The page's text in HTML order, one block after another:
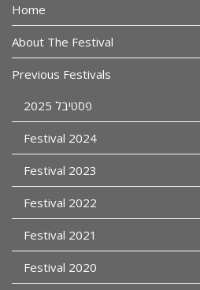
Home
About The Festival
Previous Festivals
פסטיבל 2025
Festival 2024
Festival 2023
Festival 2022
Festival 2021
Festival 2020